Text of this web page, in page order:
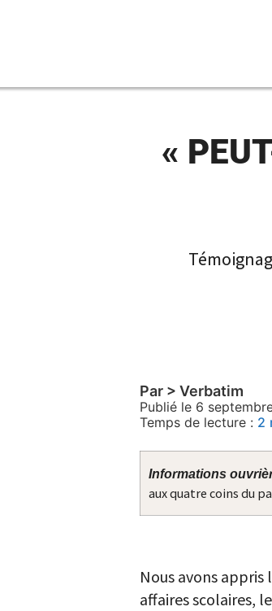
«
Par > Verbatim
Publié le 6
Temps de lecture : 2
Informations
aux quatre coins du
Nous avons appris
affaires scolaires,